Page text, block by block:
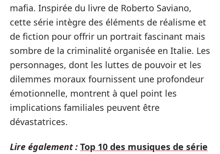
mafia. Inspirée du livre de Roberto Saviano,
cette série intègre des éléments de réalisme et
de fiction pour offrir un portrait fascinant mais
sombre de la criminalité organisée en Italie. Les
personnages, dont les luttes de pouvoir et les
dilemmes moraux fournissent une profondeur
émotionnelle, montrent à quel point les
implications familiales peuvent être
dévastatrices.
Lire également : Top 10 des musiques de série